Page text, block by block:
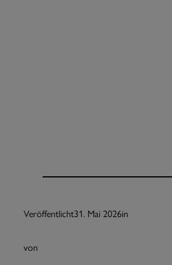
Veröffentlicht31. Mai 2026in
von